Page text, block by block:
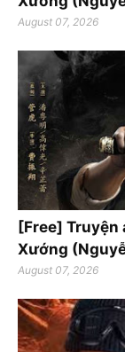
August 07, 2026
[Free] Truyện
Xướng
August 07, 2026